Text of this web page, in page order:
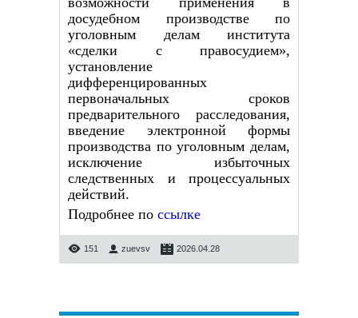
досудебном производстве по
уголовным делам института
«сделки с правосудием»,
установление
дифференцированных
первоначальных сроков
предварительного расследования,
введение электронной формы
производства по уголовным делам,
исключение избыточных
следственных и процессуальных
действий.
Подробнее по ссылке
151 zuevsv 2026.04.28